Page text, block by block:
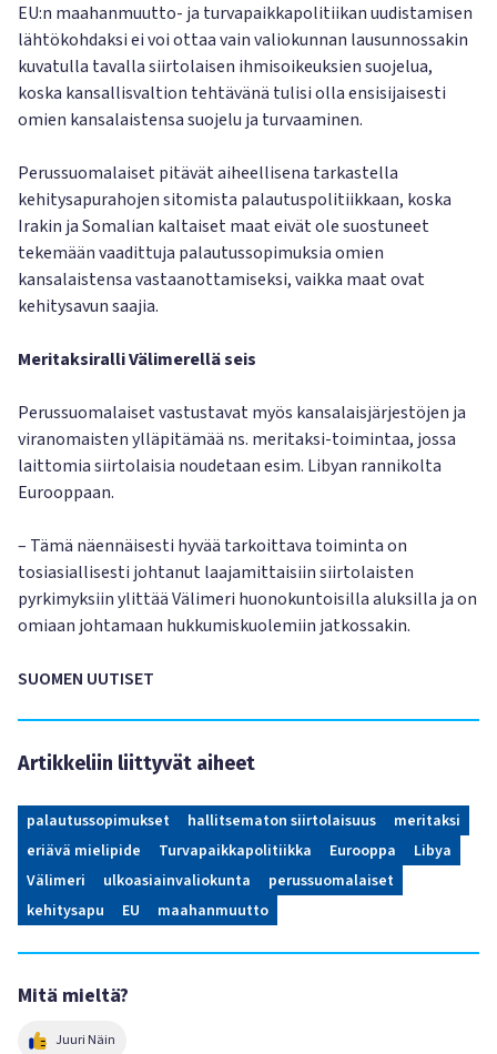
EU:n maahanmuutto- ja turvapaikkapolitiikan uudistamisen
lähtökohdaksi ei voi ottaa vain valiokunnan lausunnossakin
kuvatulla tavalla siirtolaisen ihmisoikeuksien suojelua,
koska kansallisvaltion tehtävänä tulisi olla ensisijaisesti
omien kansalaistensa suojelu ja turvaaminen.
Perussuomalaiset pitävät aiheellisena tarkastella
kehitysapurahojen sitomista palautuspolitiikkaan, koska
Irakin ja Somalian kaltaiset maat eivät ole suostuneet
tekemään vaadittuja palautussopimuksia omien
kansalaistensa vastaanottamiseksi, vaikka maat ovat
kehitysavun saajia.
Meritaksiralli Välimerellä seis
Perussuomalaiset vastustavat myös kansalaisjärjestöjen ja
viranomaisten ylläpitämää ns. meritaksi-toimintaa, jossa
laittomia siirtolaisia noudetaan esim. Libyan rannikolta
Eurooppaan.
– Tämä näennäisesti hyvää tarkoittava toiminta on
tosiasiallisesti johtanut laajamittaisiin siirtolaisten
pyrkimyksiin ylittää Välimeri huonokuntoisilla aluksilla ja on
omiaan johtamaan hukkumiskuolemiin jatkossakin.
SUOMEN UUTISET
Artikkeliin liittyvät aiheet
palautussopimukset hallitsematon siirtolaisuus
meritaksi
eriävä mielipide
Turvapaikkapolitiikka Eurooppa
Libya
Välimeri
ulkoasiainvaliokunta
perussuomalaiset
kehitysapu
EU maahanmuutto
Mitä mieltä?
Juuri Näin